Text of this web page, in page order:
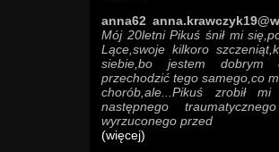
anna62
Mój 20letni Pikuś śnił mi
Lące,swoje kilkoro
siebie,bo jestem dobrym
przechodzić tego samego,co
chorób,ale...Pikuś zrobił
następnego
wyrzuconego przed
(więcej)